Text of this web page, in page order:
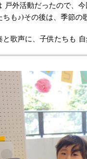
外活動だったので、
ちも♪)その後は、季節の
歌声に、子供たちも 自